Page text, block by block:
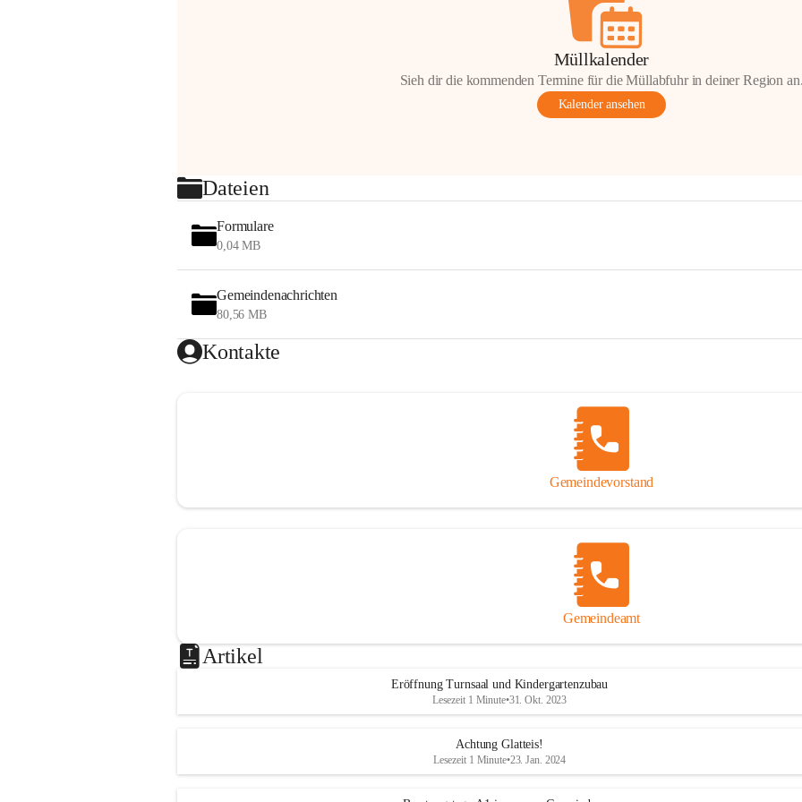
Müllkalender
Sieh dir die kommenden Termine für die Müllabfuhr in deiner Region
Kalender ansehen
Dateien
Formulare
0,04 MB
Gemeindenachrichten
80,56 MB
Kontakte
Gemeindevorstand
Gemeindeamt
Artikel
Eröffnung Turnsaal und Kindergartenzubau
Lesezeit 1 Minute•31. Okt. 2023
Achtung Glatteis!
Lesezeit 1 Minute•23. Jan. 2024